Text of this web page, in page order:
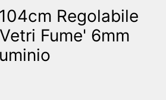
Regolabile
Fume' 6mm